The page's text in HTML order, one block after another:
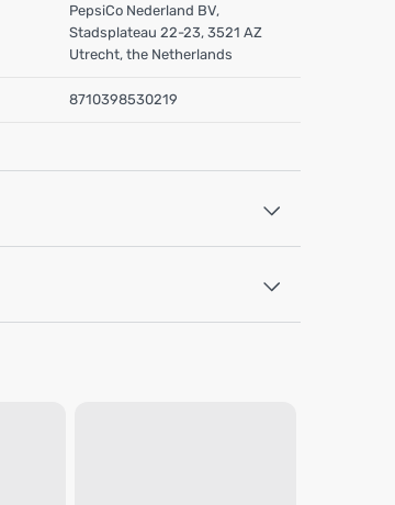
PepsiCo Nederland BV,
Stadsplateau 22-23, 3521 AZ
Utrecht, the Netherlands
8710398530219